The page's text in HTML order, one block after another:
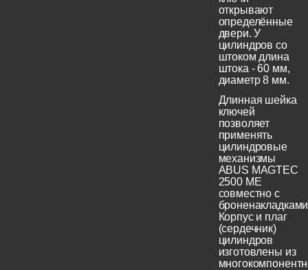
открывают
определённые
двери. У
цилиндров со
штоком длина
штока - 60 мм,
диаметр 8 мм.
Длинная шейка
ключей
позволяет
применять
цилиндровые
механизмы
ABUS MAGTEC
2500 ME
совместно с
Корпус и плаг
(сердечник)
цилиндров
изготовлены из